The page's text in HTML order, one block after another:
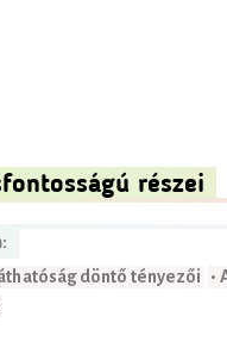
részei
döntő tényezői •